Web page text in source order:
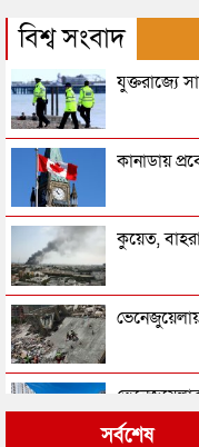
বিশ্ব সংবাদ
যুক্তরাজ্যে
কানাডায়
কুয়েত,
সর্বশেষ